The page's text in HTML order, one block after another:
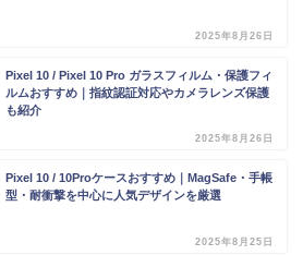
2025年8月26日
Pixel 10 / Pixel 10 Pro ガラスフィルム・保護フィ
ルムおすすめ｜指紋認証対応やカメラレンズ保護
も紹介
2025年8月26日
Pixel 10 / 10Proケースおすすめ｜MagSafe・手帳
型・耐衝撃を中心に人気デザインを厳選
2025年8月25日